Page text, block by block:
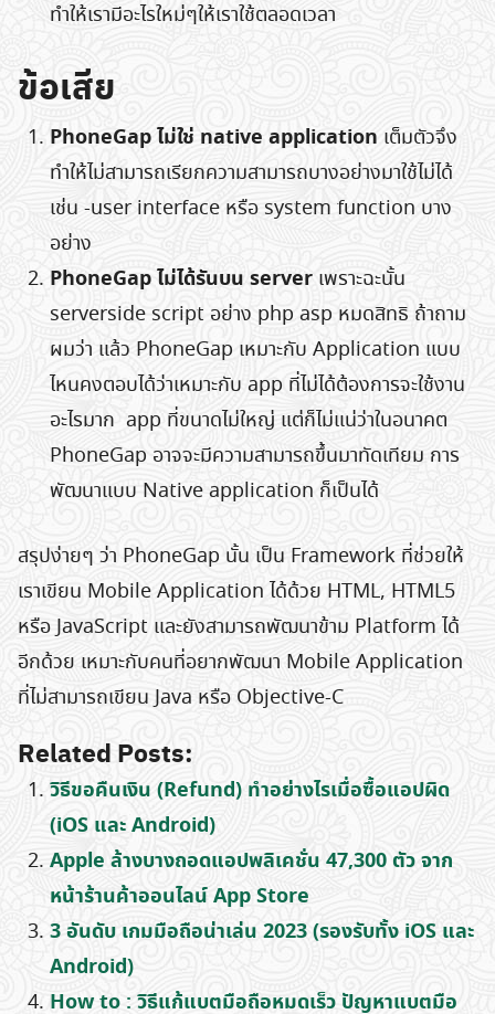
Search
for:
ทำให้เรามีอะไรใหม่ๆให้เราใช้ตลอดเวลา
ข้อเสีย
PhoneGap ไม่ใช่ native application เต็มตัวจึง
ทำให้ไม่สามารถเรียกความสามารถบางอย่างมาใช้ไม่ได้
เช่น -user interface หรือ system function บาง
อย่าง
PhoneGap ไม่ได้รันบน serverเพราะฉะนั้น
serverside script อย่าง php asp หมดสิทธิ ถ้าถาม
ผมว่า แล้ว PhoneGap เหมาะกับ Application แบบ
ไหนคงตอบได้ว่าเหมาะกับ app ที่ไม่ได้ต้องการจะใช้งาน
อะไรมาก app ที่ขนาดไม่ใหญ่ แต่ก็ไม่แน่ว่าในอนาคต
PhoneGap อาจจะมีความสามารถขึ้นมาทัดเทียม การ
พัฒนาแบบ Native application ก็เป็นได้
สรุปง่ายๆ ว่า PhoneGap นั้น เป็น Framework ที่ช่วยให้
เราเขียน Mobile Application ได้ด้วย HTML, HTML5
หรือ JavaScript และยังสามารถพัฒนาข้าม Platform ได้
อีกด้วย เหมาะกับคนที่อยากพัฒนา Mobile Application
ที่ไม่สามารถเขียน Java หรือ Objective-C
Related Posts:
วิธีขอคืนเงิน (Refund) ทำอย่างไรเมื่อซื้อแอปผิด
(iOS และ Android)
Apple ล้างบางถอดแอปพลิเคชั่น 47,300 ตัว จาก
หน้าร้านค้าออนไลน์ App Store
3 อันดับ เกมมือถือน่าเล่น 2023 (รองรับทั้ง iOS และ
Android)
How to : วิธีแก้แบตมือถือหมดเร็ว ปัญหาแบตมือ